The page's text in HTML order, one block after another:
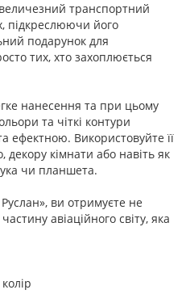
транспортний
підкреслюючи його
подарунок для
тих, хто захоплюється
нанесення та при цьому
та чіткі контури
ефектною. Використовуйте її
декору кімнати або навіть як
чи планшета.
ви отримуєте не
авіаційного світу, яка